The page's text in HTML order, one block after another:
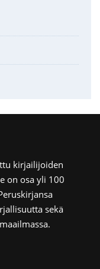
kirjailijoiden
on osa yli 100
sekä